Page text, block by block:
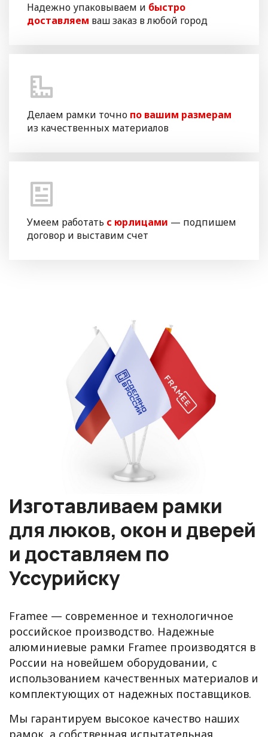
Надежно упаковываем и быстро
доставляем ваш заказ в любой город
Делаем рамки точно по вашим размерам
из качественных материалов
Умеем работать с юрлицами — подпишем
договор и выставим счет
Изготавливаем рамки
для люков, окон и дверей
и доставляем по
Уссурийску
Framee — современное и технологичное
российское производство. Надежные
алюминиевые рамки Framee производятся в
России на новейшем оборудовании, с
использованием качественных материалов и
комплектующих от надежных поставщиков.
Мы гарантируем высокое качество наших
рамок, а собственная испытательная